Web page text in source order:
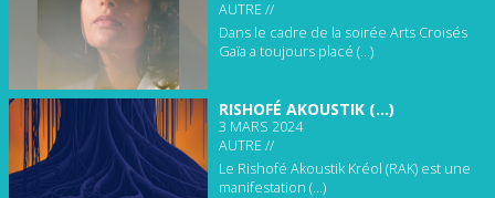
AUTRE //
Dans le cadre de la soirée Arts Croisés
Gaïa a toujours placé (...)
RISHOFÉ AKOUSTIK (...)
3 MARS 2024
AUTRE //
Le Rishofé Akoustik Kréol (RAK) est une
manifestation (...)